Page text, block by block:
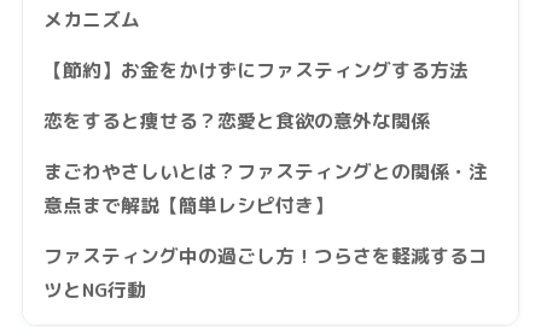
メカニズム
【節約】お金をかけずにファスティングする方法
恋をすると痩せる？恋愛と食欲の意外な関係
まごわやさしいとは？ファスティングとの関係・注
意点まで解説【簡単レシピ付き】
ファスティング中の過ごし方！つらさを軽減するコ
ツとNG行動